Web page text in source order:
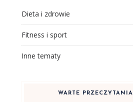
Dieta i zdrowie
Fitness i sport
Inne tematy
WARTE PRZECZYTANIA